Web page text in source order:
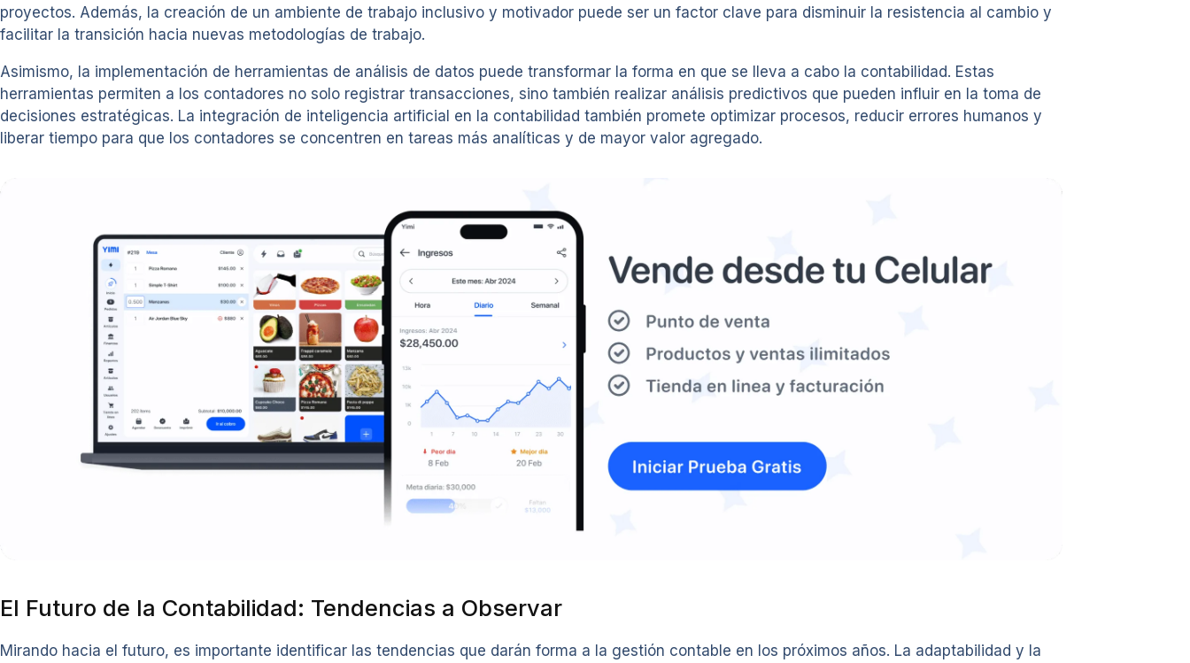
proyectos. Además, la creación de un ambiente de trabajo inclusivo y motivador puede ser un factor clave para disminuir la resistencia al cambio y
facilitar la transición hacia nuevas metodologías de trabajo.
Asimismo, la implementación de herramientas de análisis de datos puede transformar la forma en que se lleva a cabo la contabilidad. Estas
herramientas permiten a los contadores no solo registrar transacciones, sino también realizar análisis predictivos que pueden influir en la toma de
decisiones estratégicas. La integración de inteligencia artificial en la contabilidad también promete optimizar procesos, reducir errores humanos y
liberar tiempo para que los contadores se concentren en tareas más analíticas y de mayor valor agregado.
El Futuro de la Contabilidad: Tendencias a Observar
Mirando hacia el futuro, es importante identificar las tendencias que darán forma a la gestión contable en los próximos años. La adaptabilidad y la